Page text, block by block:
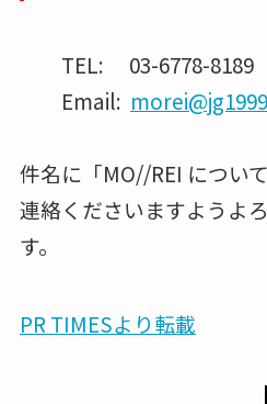
TEL: 03-6778-8189
Email:
件名に「MO//REI につい
連絡くださいますようよ
す。
PR TIMESより転載